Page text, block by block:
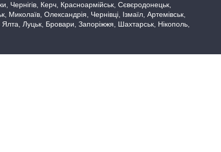
Чернігів, Керч, Красноармійськ, Сєвєродонецьк,
Олександрія, Чернівці, Ізмаїл, Артемівськ,
Ялта, Луцьк, Бровари, Запоріжжя, Шахтарськ, Нікополь,